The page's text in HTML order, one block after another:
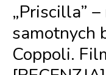
„Priscilla”
samotnych
Coppoli.